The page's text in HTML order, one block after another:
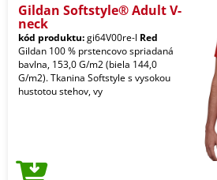
Gildan Softstyle® Adult V-
neck
kód produktu:gi64V00re-l Red
Gildan 100 % prstencovo spriadaná
bavlna, 153,0 G/m2 (biela 144,0
G/m2). Tkanina Softstyle s vysokou
hustotou stehov, vy